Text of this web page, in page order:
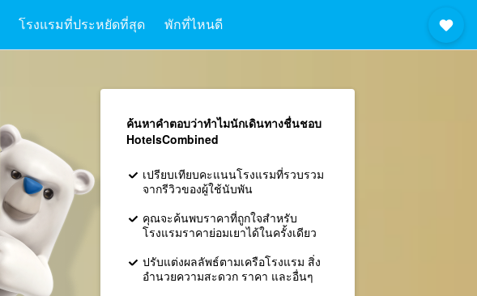
โรงแรมที่ประหยัดที่สุด พักที่ไหนดี
ค้นหาคำตอบว่าทำไมนักเดินทางชื่นชอบ
HotelsCombined
เปรียบเทียบคะแนนโรงแรมที่รวบรวม
จากรีวิวของผู้ใช้นับพัน
คุณจะค้นพบราคาที่ถูกใจสำหรับ
โรงแรมราคาย่อมเยาได้ในครั้งเดียว
ปรับแต่งผลลัพธ์ตามเครือโรงแรม สิ่ง
อำนวยความสะดวก ราคา และอื่นๆ